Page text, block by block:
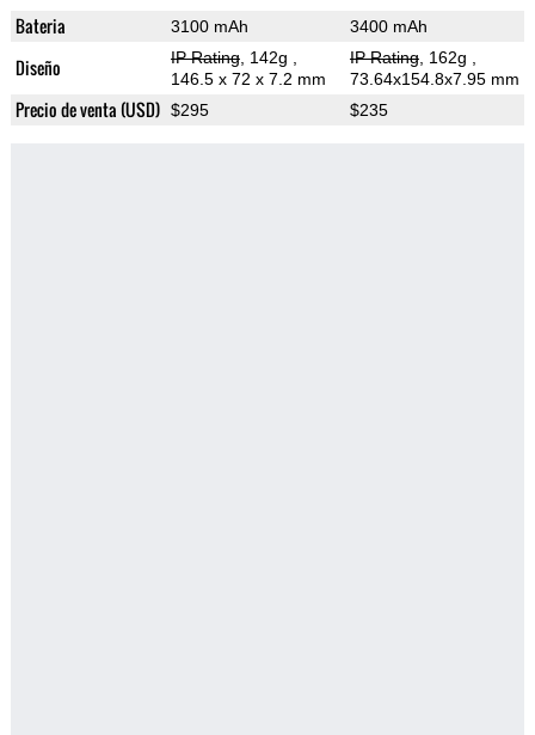
Bateria 3100 mAh 3400 mAh
Diseño IP Rating, 142g
146.5 x 72 x 7.2 mm
IP Rating, 162g
73.64x154.8x7.95 mm
Precio de venta (USD) $295 $235